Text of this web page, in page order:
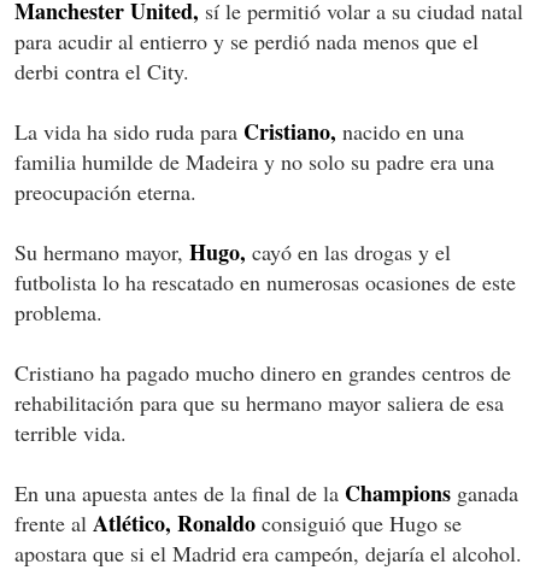
Manchester United, sí le permitió volar a su ciudad natal
para acudir al entierro y se perdió nada menos que el
derbi contra el City.
La vida ha sido ruda para Cristiano, nacido en una
familia humilde de Madeira y no solo su padre era una
preocupación eterna.
Su hermano mayor, Hugo, cayó en las drogas y el
futbolista lo ha rescatado en numerosas ocasiones de este
problema.
Cristiano ha pagado mucho dinero en grandes centros de
rehabilitación para que su hermano mayor saliera de esa
terrible vida.
En una apuesta antes de la final de la Champions ganada
frente al Atlético, Ronaldo consiguió que Hugo se
apostara que si el Madrid era campeón, dejaría el alcohol.